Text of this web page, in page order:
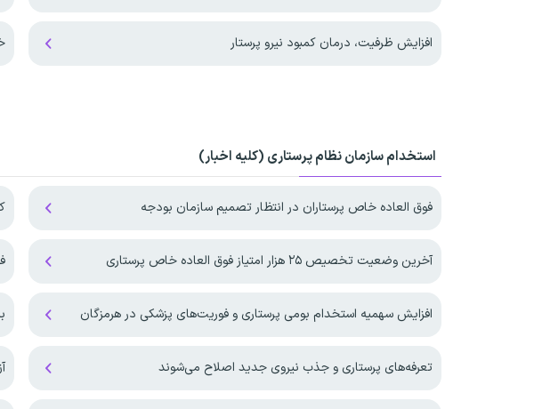
افزایش ظرفیت، درمان کمبود نیرو پرستار
استخدام سازمان نظام پرستاری (کلیه اخبار)
فوق العاده خاص پرستاران در انتظار تصمیم سازمان بودجه
آخرین وضعیت تخصیص ۲۵ هزار امتیاز فوق العاده خاص پرستاری
افزایش سهمیه استخدام بومی پرستاری و فوریت‌های پزشکی در هرمزگان
تعرفه‌های پرستاری و جذب نیروی جدید اصلاح می‌شوند